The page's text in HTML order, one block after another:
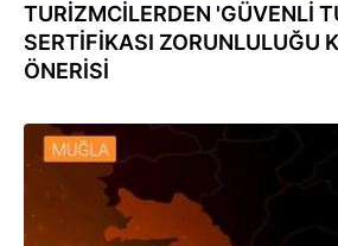
TURİZMCİLERDEN 'GÜVENLİ
SERTİFİKASI ZORUNLULUĞU
ÖNERİSİ
18.08.2021